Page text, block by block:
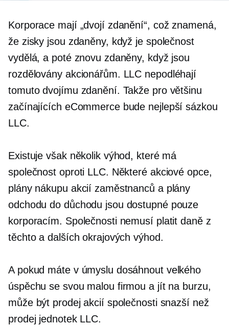
Korporace mají „dvojí zdanění“, což znamená,
že zisky jsou zdaněny, když je společnost
vydělá, a poté znovu zdaněny, když jsou
rozdělovány akcionářům. LLC nepodléhají
tomuto dvojímu zdanění. Takže pro většinu
začínajících eCommerce bude nejlepší sázkou
LLC.
Existuje však několik výhod, které má
společnost oproti LLC. Některé akciové opce,
plány nákupu akcií zaměstnanců a plány
odchodu do důchodu jsou dostupné pouze
korporacím. Společnosti nemusí platit daně z
těchto a dalších okrajových výhod.
A pokud máte v úmyslu dosáhnout velkého
úspěchu se svou malou firmou a jít na burzu,
může být prodej akcií společnosti snazší než
prodej jednotek LLC.